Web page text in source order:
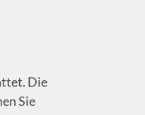
Die
Sie